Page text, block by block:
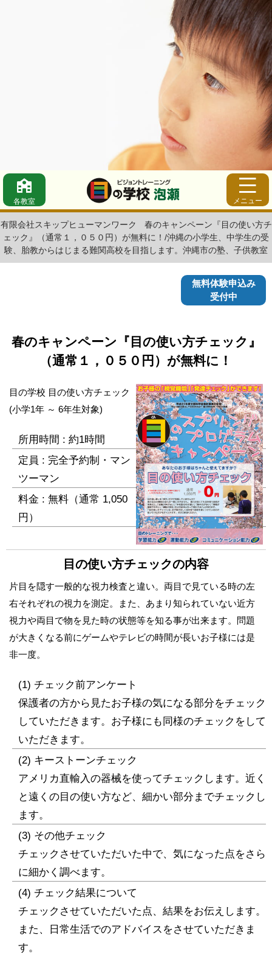
各教室 メニュー
有限会社スキップヒューマンワーク
春のキャンペーン『目の使い方チ
ェック』（通常１，０５０円）が無料に！/沖縄の小学生、中学生の受
験、胎教からはじまる難関高校を目指します。沖縄市の塾、子供教室
無料体験申込み
受付中
春のキャンペーン『目の使い方チェック』
（通常１，０５０円）が無料に！
目の学校 目の使い方チェック
(小学1年 ～ 6年生対象)
所用時間 : 約1時間
定員 : 完全予約制・マン
ツーマン
料金 : 無料（通常 1,050
円）
目の使い方チェックの内容
片目を隠す一般的な視力検査と違い。両目で見ている時の左
右それぞれの視力を測定。また、あまり知られていない近方
視力や両目で物を見た時の状態等を知る事が出来ます。問題
が大きくなる前にゲームやテレビの時間が長いお子様には是
非一度。
(1) チェック前アンケート
保護者の方から見たお子様の気になる部分をチェック
していただきます。お子様にも同様のチェックをして
いただきます。
(2) キーストーンチェック
アメリカ直輸入の器械を使ってチェックします。近く
と遠くの目の使い方など、細かい部分までチェックし
ます。
(3) その他チェック
チェックさせていただいた中で、気になった点をさら
に細かく調べます。
(4) チェック結果について
チェックさせていただいた点、結果をお伝えします。
また、日常生活でのアドバイスをさせていただきま
す。